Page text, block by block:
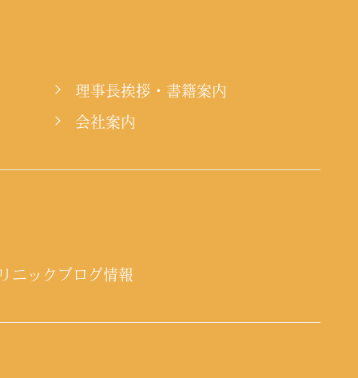
理事長挨拶・書籍案内
会社案内
ニックブログ情報